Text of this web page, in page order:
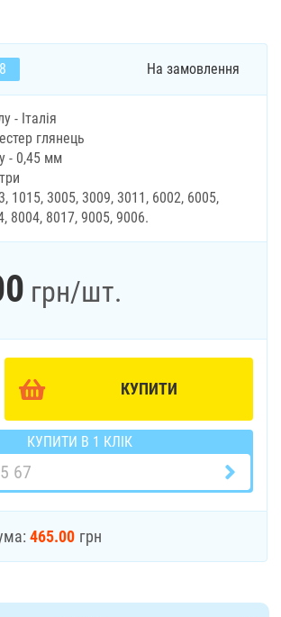
На замовлення
- Італія
глянець
- 0,45 мм
1015, 3005, 3009, 3011, 6002, 6005,
8004, 8017, 9005, 9006.
грн/шт.
КУПИТИ
КУПИТИ В 1 КЛІК
465.00 грн